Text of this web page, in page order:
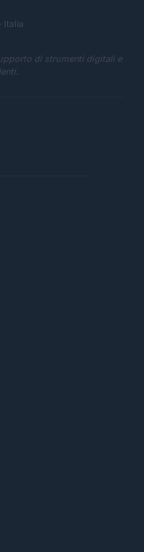
Italia
di strumenti digitali e